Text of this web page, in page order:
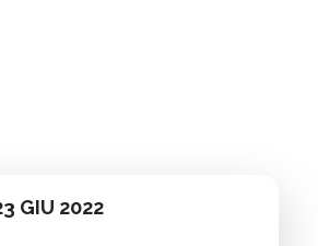
GIU 2022